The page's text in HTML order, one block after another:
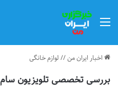
اخبار ایران من// لوازم خانگی
بررسی تخصصی تلویزیون سام UA55CU8500TH 55 اینچ